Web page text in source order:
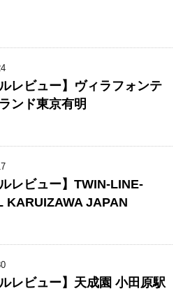
ルレビュー】ヴィラフォンテ
ンド東京有明
ルレビュー】TWIN-LINE-
KARUIZAWA JAPAN
ルレビュー】天成園 小田原駅